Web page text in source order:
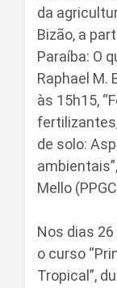
da
Bizão, a
Paraíba: O
Raphael M.
às 15h15,
de solo:
Mello
Nos dias 26
o curso
Tropical”,